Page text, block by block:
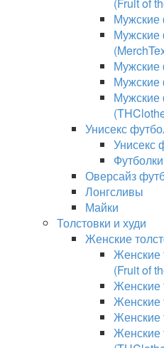
Мужские
Мужские
Мужские
Мужские
Унисекс
Унисекс
Оверсайз
Лонгсливы
Майки
Толстовки и худи
Женские
Женские
(Fruit of
Женские
Женские
Женские
Женские